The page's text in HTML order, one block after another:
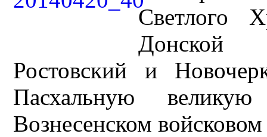
Светлого
Донской
Ростовский и
Пасхальную
Вознесенском войсковом